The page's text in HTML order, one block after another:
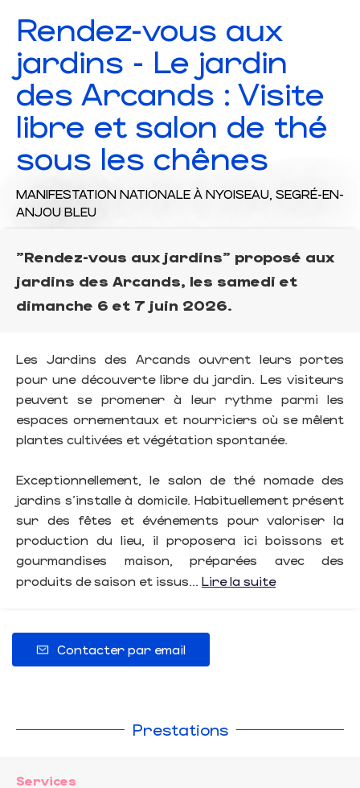
Rendez-vous aux
jardins - Le jardin
des Arcands : Visite
libre et salon de thé
sous les chênes
MANIFESTATION NATIONALE À NYOISEAU, SEGRÉ-EN-
ANJOU BLEU
"Rendez-vous aux jardins" proposé aux
jardins des Arcands, les samedi et
dimanche 6 et 7 juin 2026.
Les Jardins des Arcands ouvrent leurs portes
pour une découverte libre du jardin. Les visiteurs
peuvent se promener à leur rythme parmi les
espaces ornementaux et nourriciers où se mêlent
plantes cultivées et végétation spontanée.
Exceptionnellement, le salon de thé nomade des
jardins s’installe à domicile. Habituellement présent
sur des fêtes et événements pour valoriser la
production du lieu, il proposera ici boissons et
gourmandises maison, préparées avec des
produits de saison et issus... Lire la suite
Contacter par email
Prestations
Services